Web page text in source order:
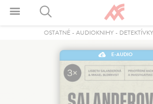
OSTATNÉ - AUDIOKNIHY -
E-AUDIO